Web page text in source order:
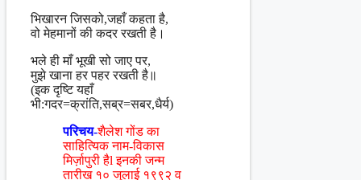
भिखारन जिसको,जहाँ कहता है,
वो मेहमानों की कदर रखती है।
भले ही माँ भूखी सो जाए पर,
मुझे खाना हर पहर रखती है॥
(इक दृष्टि यहाँ
भी:गदर=क्रांति,सब्र=सबर,धैर्य)
परिचय-शैलेश गोंड का
साहित्यिक नाम-विकास
मिर्ज़ापुरी हैl इनकी जन्म
तारीख १० जुलाई १९९२ व